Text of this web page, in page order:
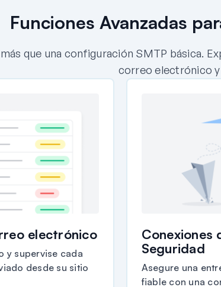
Funciones Avanzadas
que una configuración SMTP básica.
correo electrónico
electrónico
y supervise cada
desde su sitio
Conexiones
Seguridad
Asegure una
fiable con una